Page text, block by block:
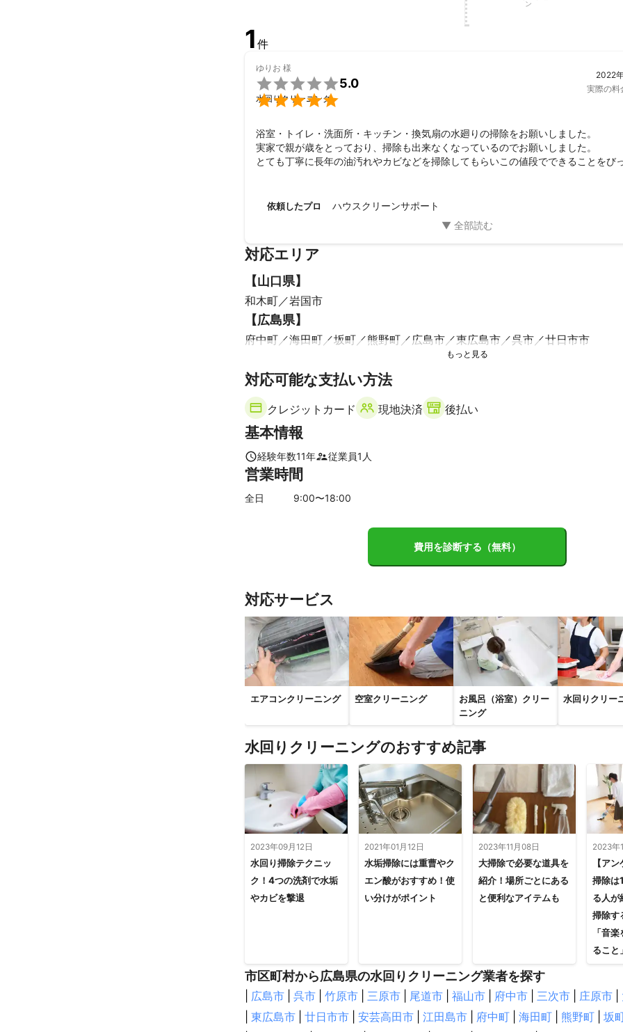
ン
1 件
ゆりお 様


5.0
水回りクリーニング
2022
実際の料
浴室・トイレ・洗面所・キッチン・換気扇の水廻りの掃除をお願いしました。
実家で親が歳をとっており、掃除も出来なくなっているのでお願いしました。
とても丁寧に長年の油汚れやカビなどを掃除してもらいこの値段でできることをび
依頼したプロ ハウスクリーンサポート
対応エリア
【山口県】
和木町 岩国市
【広島県】
府中町 海田町 坂町 熊野町 広島市 東広島市 呉市 廿日市市
対応可能な支払い方法
クレジットカード 現地決済 後払い
基本情報
経験年数11年 従業員1 人
営業時間
全日 9:00〜18:00
費用を診断する（無料）
対応サービス
エアコンクリーニング 空室クリーニング
お風呂（浴室）クリー
ニング
水回りクリー
水回りクリーニングのおすすめ記事
2023年09月12日
水回り掃除テクニッ
ク！4つの洗剤で水垢
やカビを撃退
2021年01月12日
水垢掃除には重曹やク
エン酸がおすすめ！使
い分けがポイント
2023年11月08日
大掃除で必要な道具を
紹介！場所ごとにある
と便利なアイテムも
2023年
【ア
掃除は
る人
掃除す
「音
ること」
市区町村から広島県の水回りクリーニング業者を探す
広島市 呉市 竹原市 三原市 尾道市 福山市 府中市 三次市 庄原市
東広島市 廿日市市 安芸高田市 江田島市 府中町 海田町 熊野町
坂